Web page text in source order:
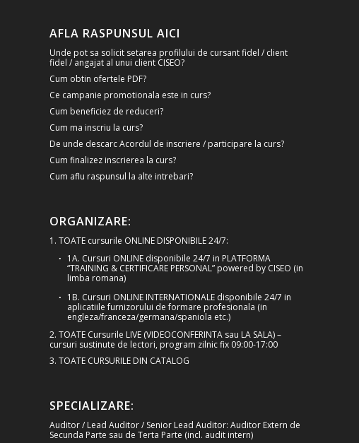
AFLA RASPUNSUL AICI
Unde pot sa solicit setarea profilului de cursant fidel / client
fidel / angajat al unui client CISEO?
Cum obtin ofertele PDF?
Ce campanie promotionala este in curs?
Cum beneficiez de reduceri?
Cum ma inscriu la curs?
De unde descarc Acordul de inscriere / participare la curs?
Cum finalizez inscrierea la curs?
Cum aflu raspunsul la alte intrebari?
ORGANIZARE:
1. TOATE cursurile ONLINE DISPONIBILE 24/7:
1A. Cursuri ONLINE disponibile 24/7 in PLATFORMA
“TRAINING & CERTIFICARE PERSONAL” powered by CISEO (in
limba romana)
1B. Cursuri ONLINE INTERNATIONALE disponibile 24/7 in
aplicatiile furnizorului de formare profesionala (in
engleza/franceza/germana/spaniola etc.)
2. TOATE Cursurile LIVE (VIDEOCONFERINTA sau LA SALA) –
cursuri sustinute de lectori, program zilnic fix 09:00-17:00
3. TOATE CURSURILE DIN CATALOG
SPECIALIZARE:
Auditor / Lead Auditor / Senior Lead Auditor: Auditor Extern de
Secunda Parte sau de Terta Parte (incl. audit intern)